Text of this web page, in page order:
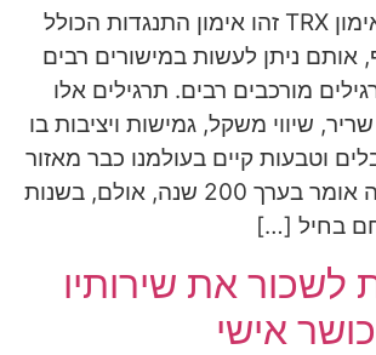
למי שלא מכיר, אימון TRX זהו אימון התנגדות הכולל
אותם ניתן לעשות במישורים רבים
מורכבים רבים. תרגילים אלו
שיווי משקל, גמישות ויציבות בו
וטבעות קיים בעולמנו כבר מאזור
המאה ה-19. שזה אומר בערך 200 שנה, אולם, בשנות
לשכור את שירותיו
אישי